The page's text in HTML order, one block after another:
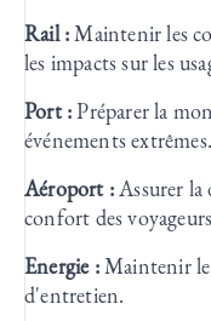
Rail :Maintenir les
les impacts sur les
Port :Préparer la
événements extrêmes.
Aéroport :Assurer
confort des
Energie :Maintenir
d'entretien.